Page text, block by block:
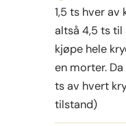
1,5 ts hver av
altså 4,5 ts til
kjøpe hele
en morter.
ts av hvert
tilstand)